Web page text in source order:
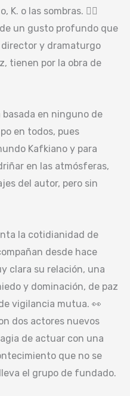
o las sombras. 👉🏻
un gusto profundo que
director y dramaturgo
tienen por la obra de
en ninguno de
en todos, pues
Kafkiano y para
en las atmósferas,
del autor, pero sin
la cotidianidad de
desde hace
clara su relación, una
y dominación, de paz
vigilancia mutua. 👀
dos actores nuevos
de actuar con una
que no se
el grupo de fundado.